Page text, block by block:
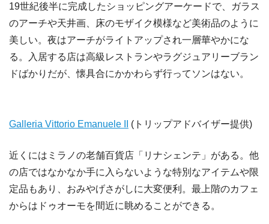
19世紀後半に完成したショッピングアーケードで、ガラス
のアーチや天井画、床のモザイク模様など美術品のように
美しい。夜はアーチがライトアップされ一層華やかにな
る。入居する店は高級レストランやラグジュアリーブラン
ドばかりだが、懐具合にかかわらず行ってソンはない。
Galleria Vittorio Emanuele II (トリップアドバイザー提供)
近くにはミラノの老舗百貨店「リナシェンテ」がある。他
の店ではなかなか手に入らないような特別なアイテムや限
定品もあり、おみやげさがしに大変便利。最上階のカフェ
からはドゥオーモを間近に眺めることができる。